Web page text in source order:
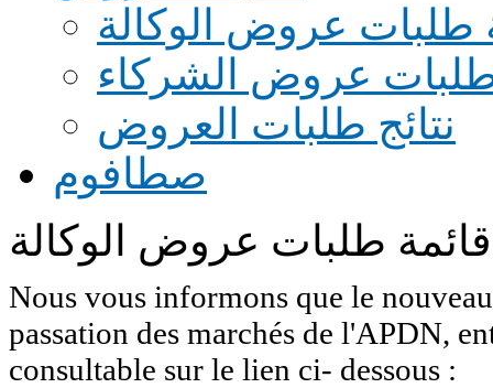
طلبات عروض الوكالة
طلبات عروض الشركاء
نتائج طلبات العروض
صطافوم
قائمة طلبات عروض الوكالة
Nous vous informons que le
passation des marchés de l'APDN,
consultable sur le lien ci- dessous :